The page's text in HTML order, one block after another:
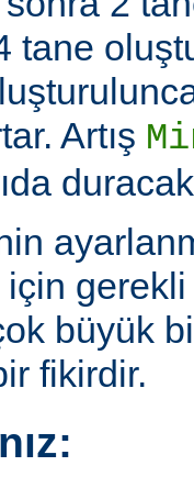
tane
Artış
büyük
fikirdir.